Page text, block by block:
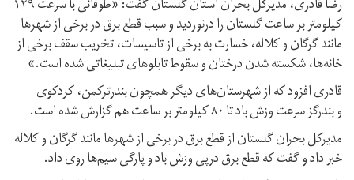
رضا قادری، مدیرکل بحران استان گلستان گفت: «طوفانی با سرعت ۱۲۹
کیلومتر بر ساعت گلستان را درنوردید و سبب قطع برق در برخی از شهرها
مانند گرگان و کلاله، خسارت به برخی از تاسیسات، تخریب سقف برخی از
خانه‌ها، شکسته شدن درختان و سقوط تابلوهای تبلیغاتی شده است.»
قادری افزود که از شهرستان‌های دیگر همچون بندرترکمن، کردکوی
و بندرگز سرعت وزش باد تا ۸۰ کیلومتر بر ساعت هم گزارش شده است.
مدیرکل بحران گلستان از قطع برق در برخی از شهرها مانند گرگان و کلاله
خبر داد و گفت که قطع برق درپی وزش باد و پارگی سیم‌ها روی داد.